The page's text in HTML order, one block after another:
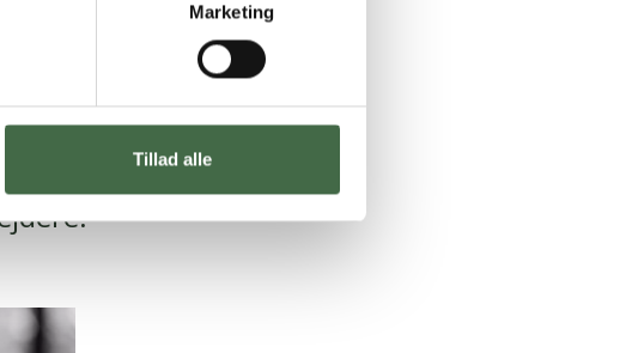
Marketing
Tillad alle
kan du